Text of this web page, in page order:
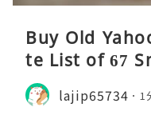
Buy Old
te List of 67
lajip65734 1